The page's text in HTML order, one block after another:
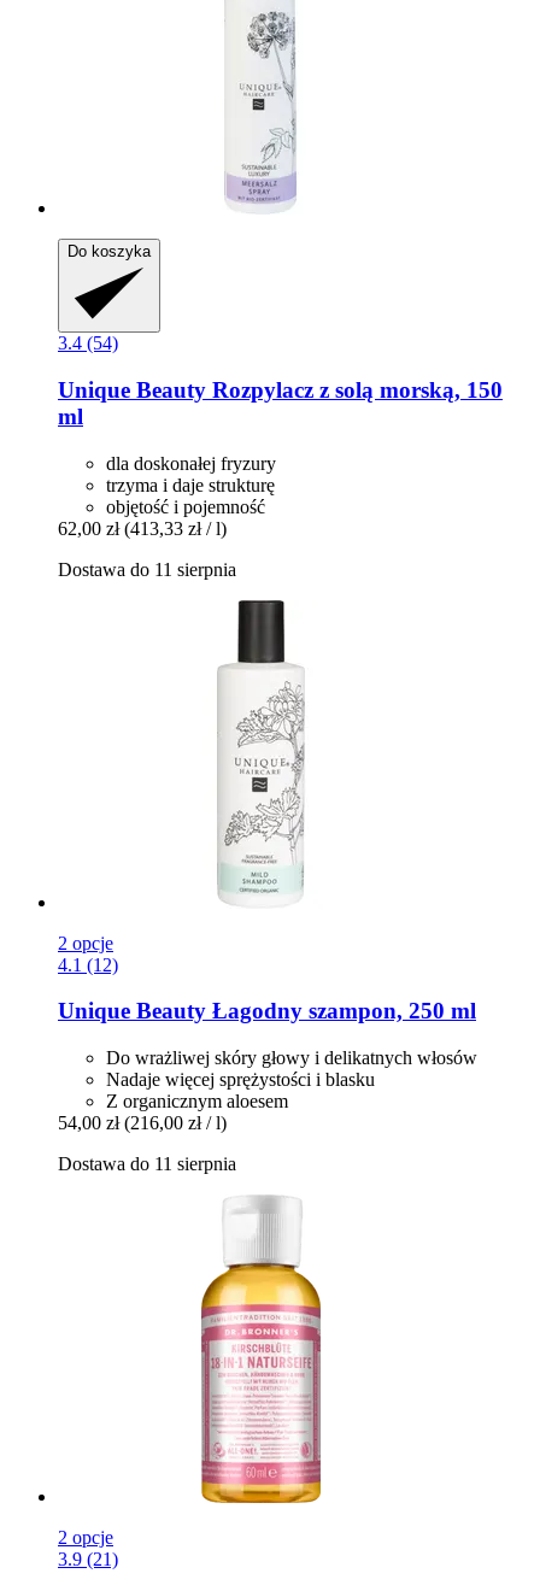
Do koszyka
3.4 (54)
Unique Beauty Rozpylacz z solą morską, 150
ml
dla doskonałej fryzury
trzyma i daje strukturę
objętość i pojemność
62,00 zł (413,33 zł / l)
Dostawa do 11 sierpnia
2 opcje
4.1 (12)
Unique Beauty Łagodny szampon, 250 ml
Do wrażliwej skóry głowy i delikatnych włosów
Nadaje więcej sprężystości i blasku
Z organicznym aloesem
54,00 zł (216,00 zł / l)
Dostawa do 11 sierpnia
2 opcje
3.9 (21)